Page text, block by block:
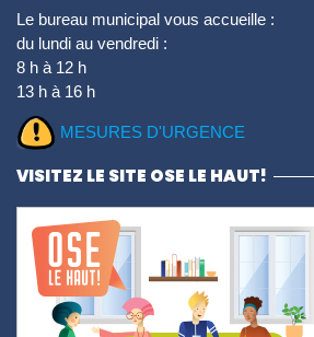
Le bureau municipal vous accueille :
du lundi au vendredi :
8 h à 12 h
13 h à 16 h
MESURES D'URGENCE
VISITEZ LE SITE OSE LE HAUT!